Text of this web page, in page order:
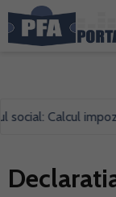
Calcul impozit,